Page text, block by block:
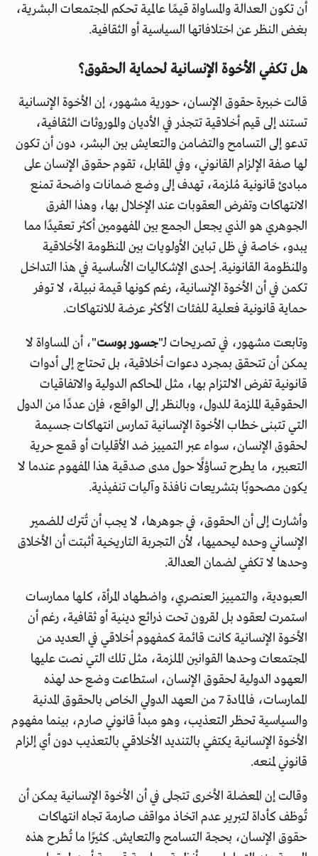
أن تكون العدالة والمساواة قيمًا عالمية تحكم المجتمعات البشرية،
بغض النظر عن اختلافاتها السياسية أو الثقافية.
هل تكفي الأخوة الإنسانية لحماية الحقوق؟
قالت خبيرة حقوق الإنسان، حورية مشهور، إن الأخوة الإنسانية
تستند إلى قيم أخلاقية تتجذر في الأديان والموروثات الثقافية،
تدعو إلى التسامح والتضامن والتعايش بين البشر، دون أن تكون
لها صفة الإلزام القانوني، وفي المقابل، تقوم حقوق الإنسان على
مبادئ قانونية مُلزمة، تهدف إلى وضع ضمانات واضحة تمنع
الانتهاكات وتفرض العقوبات عند الإخلال بها، وهذا الفرق
الجوهري هو الذي يجعل الجمع بين المفهومين أكثر تعقيدًا مما
يبدو، خاصة في ظل تباين الأولويات بين المنظومة الأخلاقية
والمنظومة القانونية. إحدى الإشكاليات الأساسية في هذا التداخل
تكمن في أن الأخوة الإنسانية، رغم كونها قيمة نبيلة، لا توفر
حماية قانونية فعلية للفئات الأكثر عرضة للانتهاكات.
وتابعت مشهور، في تصريحات لـ"جسور بوست"، أن المساواة لا
يمكن أن تتحقق بمجرد دعوات أخلاقية، بل تحتاج إلى أدوات
قانونية تفرض الالتزام بها، مثل المحاكم الدولية والاتفاقيات
الحقوقية الملزمة للدول، وبالنظر إلى الواقع، فإن عددًا من الدول
التي تتبنى خطاب الأخوة الإنسانية تمارس انتهاكات جسيمة
لحقوق الإنسان، سواء عبر التمييز ضد الأقليات أو قمع حرية
التعبير، ما يطرح تساؤلًا حول مدى صدقية هذا المفهوم عندما لا
يكون مصحوبًا بتشريعات نافذة وآليات تنفيذية.
وأشارت إلى أن الحقوق، في جوهرها، لا يجب أن تُترك للضمير
الإنساني وحده ليحميها، لأن التجربة التاريخية أثبتت أن الأخلاق
وحدها لا تكفي لضمان العدالة.
العبودية، والتمييز العنصري، واضطهاد المرأة، كلها ممارسات
استمرت لعقود بل لقرون تحت ذرائع دينية أو ثقافية، رغم أن
الأخوة الإنسانية كانت قائمة كمفهوم أخلاقي في العديد من
المجتمعات وحدها القوانين الملزمة، مثل تلك التي نصت عليها
العهود الدولية لحقوق الإنسان، استطاعت وضع حد لهذه
الممارسات، فالمادة 7 من العهد الدولي الخاص بالحقوق المدنية
والسياسية تحظر التعذيب، وهو مبدأ قانوني صارم، بينما مفهوم
الأخوة الإنسانية يكتفي بالتنديد الأخلاقي بالتعذيب دون أي إلزام
قانوني لمنعه.
وقالت إن المعضلة الأخرى تتجلى في أن الأخوة الإنسانية يمكن أن
تُوظف كأداة لتبرير عدم اتخاذ مواقف صارمة تجاه انتهاكات
حقوق الإنسان، بحجة التسامح والتعايش. كثيرًا ما تُطرح هذه